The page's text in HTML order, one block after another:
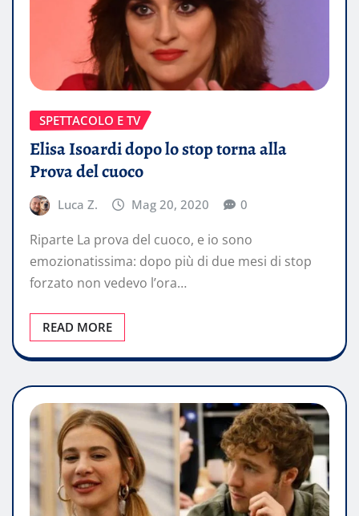
SPETTACOLO E TV
Elisa Isoardi dopo lo stop torna alla
Prova del cuoco
Luca Z. Mag 20, 2020 0
Riparte La prova del cuoco, e io sono
emozionatissima: dopo più di due mesi di stop
forzato non vedevo l’ora…
READ MORE